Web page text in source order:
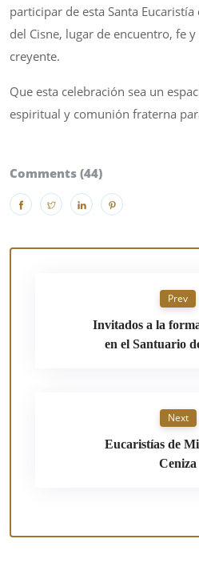
participar de esta Santa
del Cisne, lugar de encuentro, fe
creyente.
Que esta celebración sea un
espiritual y comunión fraterna
Comments (44)
Prev
Invitados a la
en el Santuario
Next
Eucaristías de
Ceniza